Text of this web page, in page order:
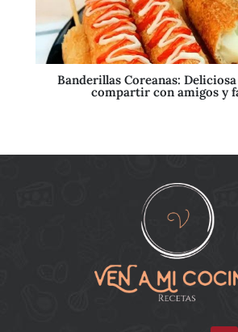
Banderillas Coreanas:
compartir con amigos y